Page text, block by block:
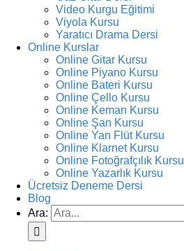
Video Kurgu Eğitimi
Viyola Kursu
Yaratıcı Drama Dersi
Online Kurslar
Online Gitar Kursu
Online Piyano Kursu
Online Bateri Kursu
Online Çello Kursu
Online Keman Kursu
Online Şan Kursu
Online Yan Flüt Kursu
Online Klarnet Kursu
Online Fotoğrafçılık Kursu
Online Yazarlık Kursu
Ücretsiz Deneme Dersi
Blog
Ara: